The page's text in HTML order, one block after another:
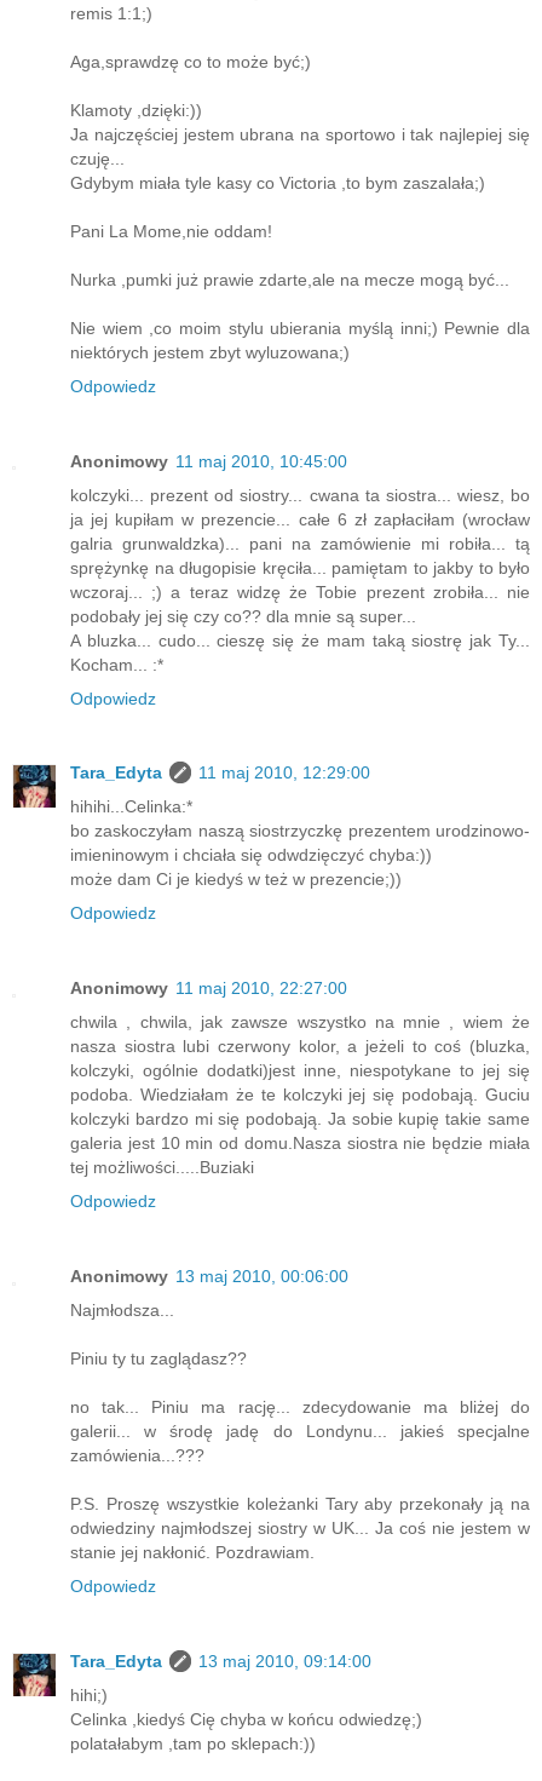
remis 1:1;)
Aga,sprawdzę co to może być;)
Klamoty ,dzięki:))
Ja najczęściej jestem ubrana na sportowo i tak najlepiej się
czuję...
Gdybym miała tyle kasy co Victoria ,to bym zaszalała;)
Pani La Mome,nie oddam!
Nurka ,pumki już prawie zdarte,ale na mecze mogą być...
Nie wiem ,co moim stylu ubierania myślą inni;) Pewnie dla
niektórych jestem zbyt wyluzowana;)
Odpowiedz
Anonimowy 11 maj 2010, 10:45:00
kolczyki... prezent od siostry... cwana ta siostra... wiesz, bo
ja jej kupiłam w prezencie... całe 6 zł zapłaciłam (wrocław
galria grunwaldzka)... pani na zamówienie mi robiła... tą
sprężynkę na długopisie kręciła... pamiętam to jakby to było
wczoraj... ;) a teraz widzę że Tobie prezent zrobiła... nie
podobały jej się czy co?? dla mnie są super...
A bluzka... cudo... cieszę się że mam taką siostrę jak Ty...
Kocham... :*
Odpowiedz
Tara_Edyta
11 maj 2010, 12:29:00
hihihi...Celinka:*
bo zaskoczyłam naszą siostrzyczkę prezentem urodzinowo-
imieninowym i chciała się odwdzięczyć chyba:))
może dam Ci je kiedyś w też w prezencie;))
Odpowiedz
Anonimowy 11 maj 2010, 22:27:00
chwila , chwila, jak zawsze wszystko na mnie , wiem że
nasza siostra lubi czerwony kolor, a jeżeli to coś (bluzka,
kolczyki, ogólnie dodatki)jest inne, niespotykane to jej się
podoba. Wiedziałam że te kolczyki jej się podobają. Guciu
kolczyki bardzo mi się podobają. Ja sobie kupię takie same
galeria jest 10 min od domu.Nasza siostra nie będzie miała
tej możliwości.....Buziaki
Odpowiedz
Anonimowy 13 maj 2010, 00:06:00
Najmłodsza...
Piniu ty tu zaglądasz??
no tak... Piniu ma rację... zdecydowanie ma bliżej do
galerii... w środę jadę do Londynu... jakieś specjalne
zamówienia...???
P.S. Proszę wszystkie koleżanki Tary aby przekonały ją na
odwiedziny najmłodszej siostry w UK... Ja coś nie jestem w
stanie jej nakłonić. Pozdrawiam.
Odpowiedz
Tara_Edyta
13 maj 2010, 09:14:00
hihi;)
Celinka ,kiedyś Cię chyba w końcu odwiedzę;)
polatałabym ,tam po sklepach:))